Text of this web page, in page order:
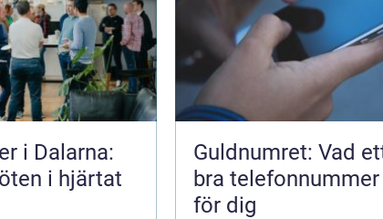
i Dalarna:
i hjärtat
Guldnumret: Vad
bra
för dig